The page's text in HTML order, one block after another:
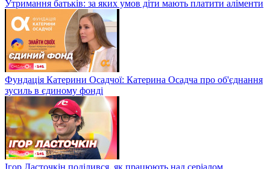
Утримання батьків: за яких умов діти мають платити аліменти
Фундація Катерини Осадчої: Катерина Осадча про об'єднання
зусиль в єдиному фонді
Ігор Ласточкін поділився, як працюють над серіалом